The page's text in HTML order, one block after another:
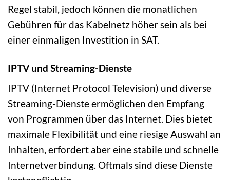
Regel stabil, jedoch können die monatlichen
Gebühren für das Kabelnetz höher sein als bei
einer einmaligen Investition in SAT.
IPTV und Streaming-Dienste
IPTV (Internet Protocol Television) und diverse
Streaming-Dienste ermöglichen den Empfang
von Programmen über das Internet. Dies bietet
maximale Flexibilität und eine riesige Auswahl an
Inhalten, erfordert aber eine stabile und schnelle
Internetverbindung. Oftmals sind diese Dienste